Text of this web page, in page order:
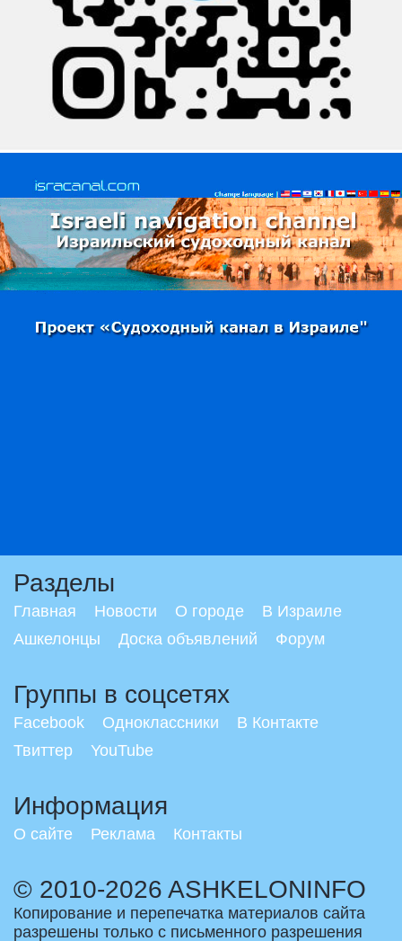
Разделы
Главная Новости О городе
В Израиле
Ашкелонцы
Доска объявлений Форум
Группы в соцсетях
Facebook Одноклассники
В Контакте
Твиттер
YouTube
Информация
О сайте Реклама Контакты
© 2010-2026 ASHKELONINFO
Копирование и перепечатка материалов сайта
разрешены только с письменного разрешения